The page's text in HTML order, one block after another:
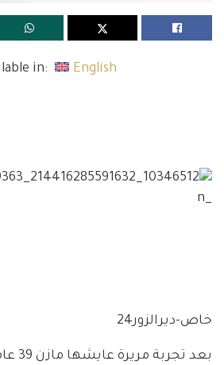
in: English
خاص-ديرالزور24
بعد